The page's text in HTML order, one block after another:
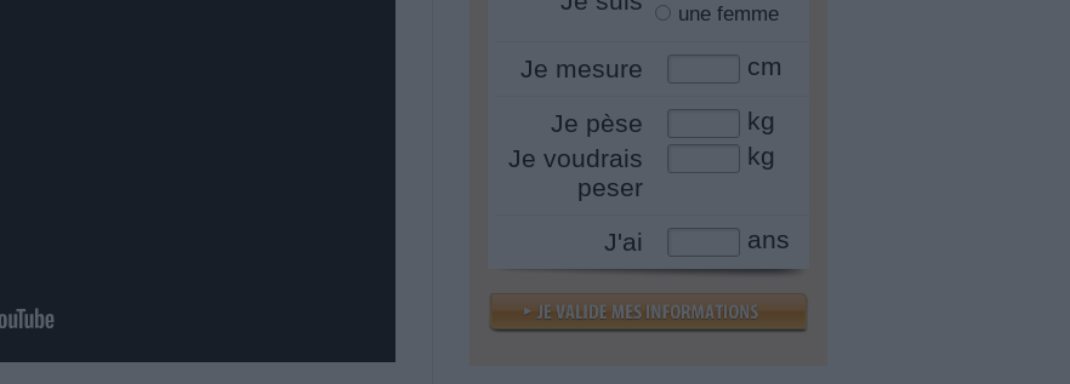
une femme
Je mesure cm
Je pèse
kg
Je voudrais
peser
kg
J'ai ans